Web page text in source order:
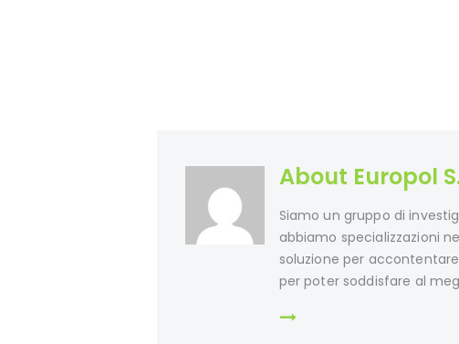
About Europol
Siamo un gruppo di
abbiamo specializzazioni
soluzione per
per poter soddisfare al